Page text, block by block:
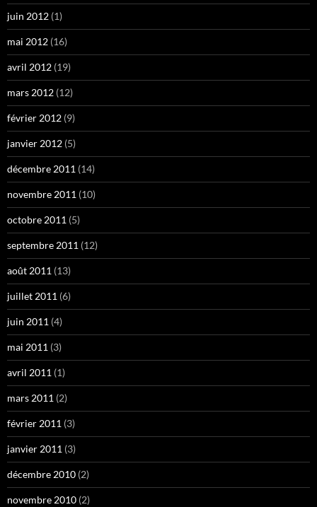
juin 2012 (1)
mai 2012 (16)
avril 2012 (19)
mars 2012 (12)
février 2012 (9)
janvier 2012 (5)
décembre 2011 (14)
novembre 2011 (10)
octobre 2011 (5)
septembre 2011 (12)
août 2011 (13)
juillet 2011 (6)
juin 2011 (4)
mai 2011 (3)
avril 2011 (1)
mars 2011 (2)
février 2011 (3)
janvier 2011 (3)
décembre 2010 (2)
novembre 2010 (2)